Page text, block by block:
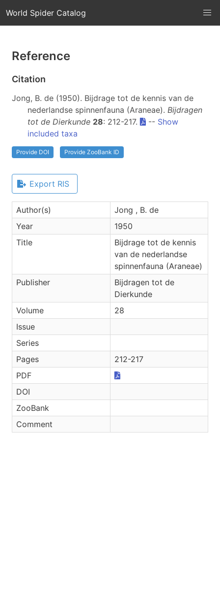
World Spider Catalog
Reference
Citation
Jong, B. de (1950). Bijdrage tot de kennis van de
nederlandse spinnenfauna (Araneae). Bijdragen
tot de Dierkunde 28: 212-217. -- Show
included taxa
Provide DOI Provide ZooBank ID
Export RIS
Author(s)
Jong , B. de
Year
1950
Title
Bijdrage tot de kennis
van de nederlandse
spinnenfauna (Araneae)
Publisher
Bijdragen tot de
Dierkunde
Volume
28
Issue
Series
Pages
212-217
PDF
DOI
ZooBank
Comment